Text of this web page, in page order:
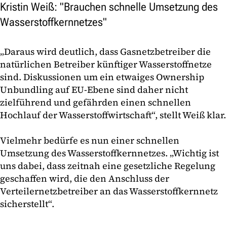
Kristin Weiß: "Brauchen schnelle Umsetzung des
Wasserstoffkernnetzes"
„Daraus wird deutlich, dass Gasnetzbetreiber die
natürlichen Betreiber künftiger Wasserstoffnetze
sind. Diskussionen um ein etwaiges Ownership
Unbundling auf EU-Ebene sind daher nicht
zielführend und gefährden einen schnellen
Hochlauf der Wasserstoffwirtschaft“, stellt Weiß klar.
Vielmehr bedürfe es nun einer schnellen
Umsetzung des Wasserstoffkernnetzes. „Wichtig ist
uns dabei, dass zeitnah eine gesetzliche Regelung
geschaffen wird, die den Anschluss der
Verteilernetzbetreiber an das Wasserstoffkernnetz
sicherstellt“.